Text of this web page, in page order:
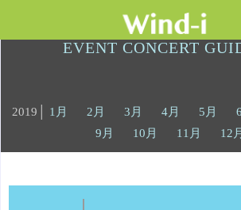
EVENT CONCERT
2019│ 1月 2月 3月 4月 5月
9月
10月 11月 12月